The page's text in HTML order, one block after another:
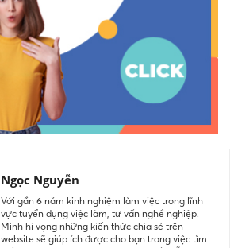
Ngọc Nguyễn
Với gần 6 năm kinh nghiệm làm việc trong lĩnh
vực tuyển dụng việc làm, tư vấn nghề nghiệp.
Mình hi vọng những kiến thức chia sẻ trên
website sẽ giúp ích được cho bạn trong việc tìm